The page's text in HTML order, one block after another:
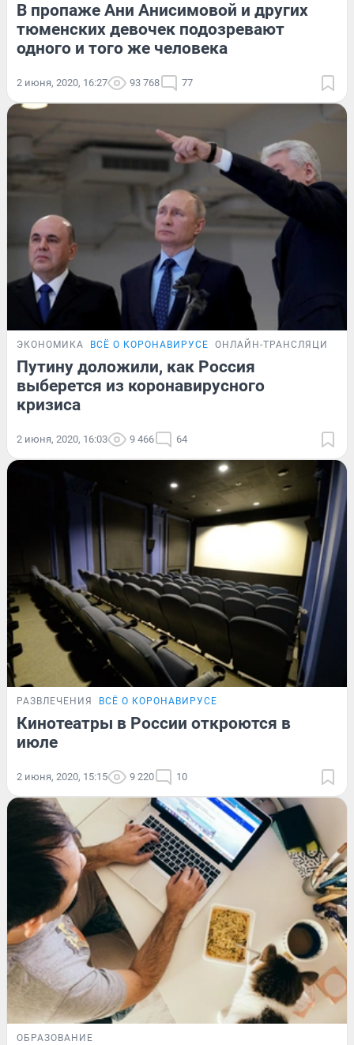
В пропаже Ани Анисимовой и других
тюменских девочек подозревают
одного и того же человека
2 июня, 2020, 16:27 93 768 77
ЭКОНОМИКА ВСЁ О КОРОНАВИРУСЕ ОНЛАЙН-ТРАНСЛЯЦИЯ
Путину доложили, как Россия
выберется из коронавирусного
кризиса
2 июня, 2020, 16:03 9 466 64
РАЗВЛЕЧЕНИЯ ВСЁ О КОРОНАВИРУСЕ
Кинотеатры в России откроются в
июле
2 июня, 2020, 15:15 9 220 10
ОБРАЗОВАНИЕ